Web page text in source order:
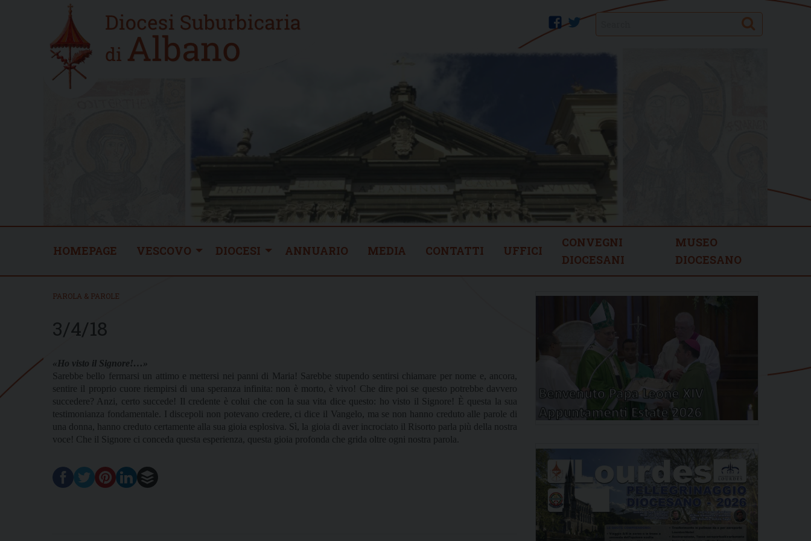
Home
new
twitter
facebook Search
HOMEPAGE VESCOVO DIOCESI ANNUARIO MEDIA CONTATTI UFFICI
CONVEGNI
DIOCESANI
MUSEO
DIOCESANO
PAROLA & PAROLE
3/4/18
«Ho visto il Signore!…»
Sarebbe bello fermarsi un attimo e mettersi nei panni di Maria! Sarebbe stupendo sentirsi chiamare per nome e, ancora,
sentire il proprio cuore riempirsi di una speranza infinita: non è morto, è vivo! Che dire poi se questo potrebbe davvero
succedere? Anzi, certo succede! Il credente è colui che con la sua vita dice questo: ho visto il Signore! È questa la sua
testimonianza fondamentale. I discepoli non potevano credere, ci dice il Vangelo, ma se non hanno creduto alle parole di
una donna, hanno creduto certamente alla sua gioia esplosiva. Sì, la gioia di aver incrociato il Risorto parla più della nostra
voce! Che il Signore ci conceda questa esperienza, questa gioia profonda che grida oltre ogni nostra parola.